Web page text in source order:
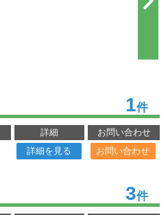
1件
詳細
お問い合わせ
詳細を見る お問い合わせ
3件